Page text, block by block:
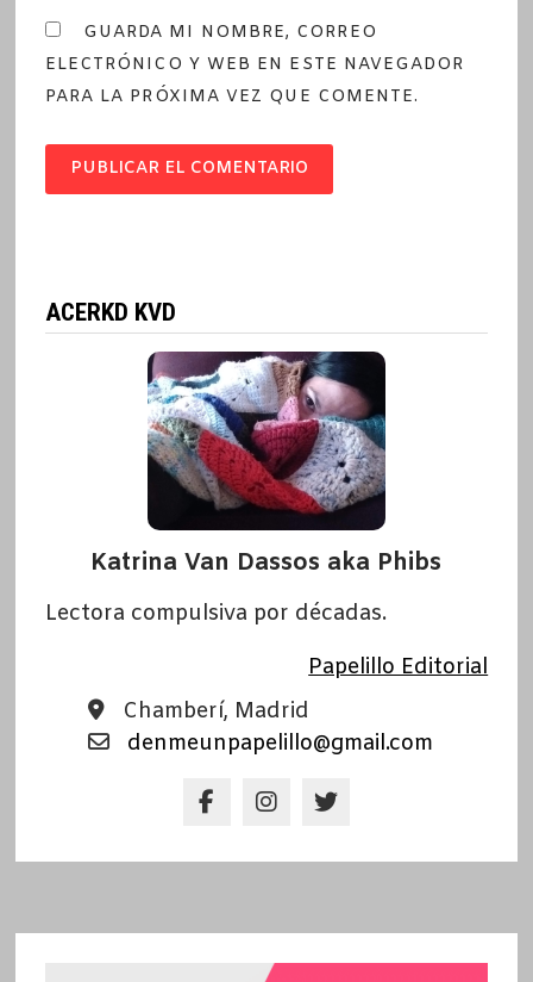
GUARDA MI NOMBRE, CORREO
ELECTRÓNICO Y WEB EN ESTE NAVEGADOR
PARA LA PRÓXIMA VEZ QUE COMENTE.
ACERKD KVD
Katrina Van Dassos aka Phibs
Lectora compulsiva por décadas.
Papelillo Editorial
Chamberí, Madrid
denmeunpapelillo@gmail.com